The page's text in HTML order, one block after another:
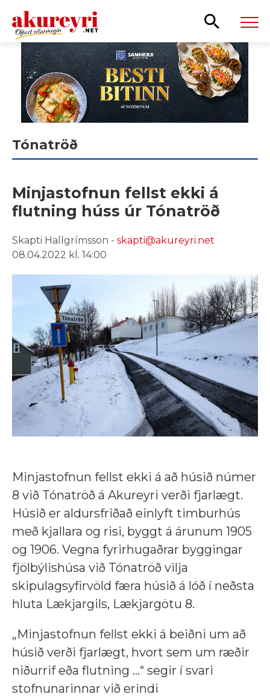
Leita
Tónatröð
Minjastofnun fellst ekki á
flutning húss úr Tónatröð
Skapti Hallgrímsson - skapti@akureyri.net
08.04.2022 kl. 14:00
Minjastofnun fellst ekki á að húsið númer
8 við Tónatröð á Akureyri verði fjarlægt.
Húsið er aldursfriðað einlyft timburhús
með kjallara og risi, byggt á árunum 1905
og 1906. Vegna fyrirhugaðrar byggingar
fjölbýlishúsa við Tónatröð vilja
skipulagsyfirvöld færa húsið á lóð í neðsta
hluta Lækjargils, Lækjargötu 8.
„Minjastofnun fellst ekki á beiðni um að
húsið verði fjarlægt, hvort sem um ræðir
niðurrif eða flutning ...“ segir í svari
stofnunarinnar við erindi